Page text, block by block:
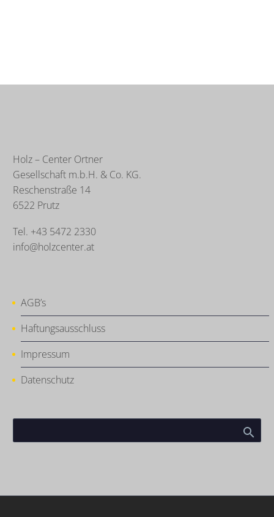
Holz – Center Ortner
Gesellschaft m.b.H. & Co. KG.
Reschenstraße 14
6522 Prutz
Tel. +43 5472 2330
info@holzcenter.at
AGB’s
Haftungsausschluss
Impressum
Datenschutz